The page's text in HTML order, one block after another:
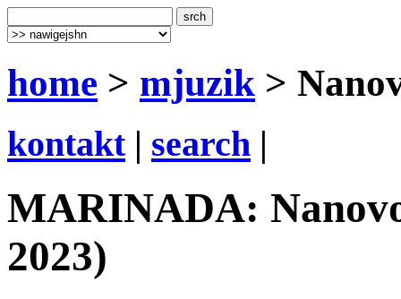
home > mjuzik >
kontakt| search |
MARINADA:
2023)